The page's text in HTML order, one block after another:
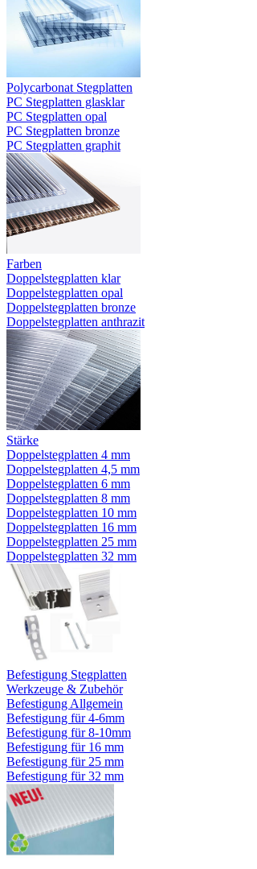
Polycarbonat Stegplatten
PC Stegplatten glasklar
PC Stegplatten opal
PC Stegplatten bronze
PC Stegplatten graphit
Farben
Doppelstegplatten klar
Doppelstegplatten opal
Doppelstegplatten bronze
Doppelstegplatten anthrazit
Stärke
Doppelstegplatten 4 mm
Doppelstegplatten 4,5 mm
Doppelstegplatten 6 mm
Doppelstegplatten 8 mm
Doppelstegplatten 10 mm
Doppelstegplatten 16 mm
Doppelstegplatten 25 mm
Doppelstegplatten 32 mm
Befestigung Stegplatten
Werkzeuge & Zubehör
Befestigung Allgemein
Befestigung für 4-6mm
Befestigung für 8-10mm
Befestigung für 16 mm
Befestigung für 25 mm
Befestigung für 32 mm